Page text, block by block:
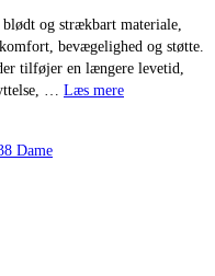
og strækbart materiale,
bevægelighed og støtte.
tilføjer en længere levetid,
… Læs mere